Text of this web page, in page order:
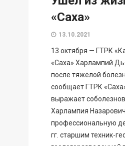
«Саха»
13.10.2021
13 октября — ГТРК
«Саха» Харлампий
после тяжёлой
сообщает ГТРК
выражает
Харлампия
профессиональную
гг. старшим техник-